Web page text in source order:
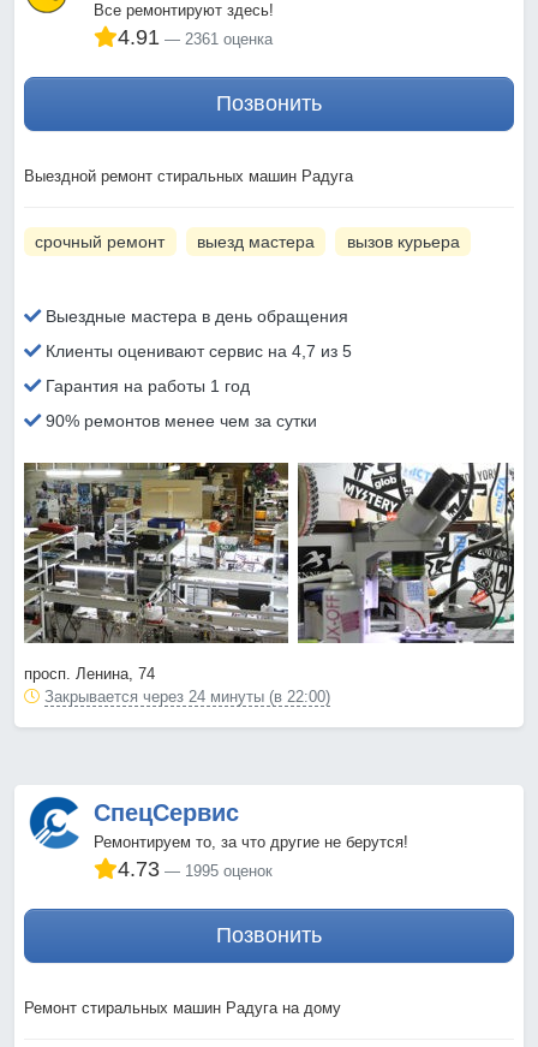
Все ремонтируют здесь!
4.91 2361 оценка
Позвонить
Выездной ремонт стиральных машин Радуга
срочный ремонт выезд мастера вызов курьера
Выездные мастера в день обращения
Клиенты оценивают сервис на 4,7 из 5
Гарантия на работы 1 год
90% ремонтов менее чем за сутки
просп. Ленина, 74
Закрывается через 24 минуты (в 22:00)
СпецСервис
Ремонтируем то, за что другие не берутся!
4.73 1995 оценок
Позвонить
Ремонт стиральных машин Радуга на дому